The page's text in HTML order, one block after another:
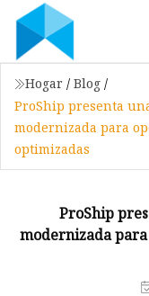
Hogar / Blog /
ProShip presenta
modernizada para
optimizadas
ProShip
modernizada